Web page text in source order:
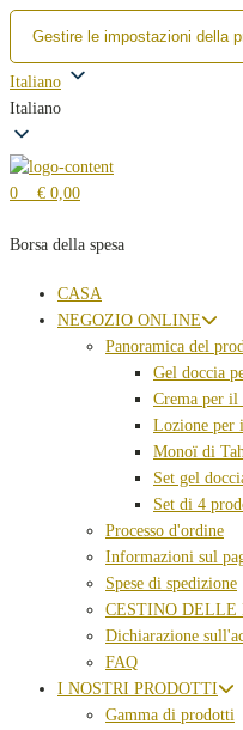
Gestire le impostazioni della
Salta
al
contenuto
Italiano
Italiano
0 € 0,00
Borsa della spesa
CASA
NEGOZIO ONLINE
Panoramica del
Gel doccia
Crema per il
Lozione per
Monoï di
Set gel
Set di 4
Processo d'ordine
Informazioni sul
Spese di spedizione
CESTINO DELLE
Dichiarazione
FAQ
I NOSTRI PRODOTTI
Gamma di prodotti